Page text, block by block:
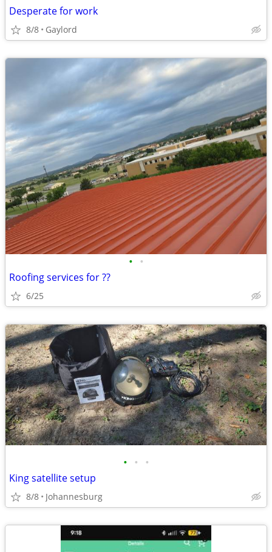
Desperate for work
8/8 Gaylord
• •
Roofing services for ??
6/25
• • •
King satellite setup
8/8 Johannesburg